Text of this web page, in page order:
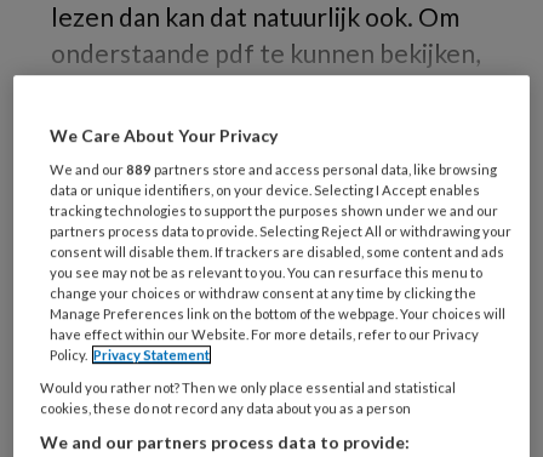
lezen dan kan dat natuurlijk ook. Om
onderstaande pdf te kunnen bekijken,
PREMIUM
Wilt u dit artikel lezen?
Neem Vakblad Sociaal Werk een maand
gratis op proef. Na een maand stopt het
abonnement automatisch.
We Care About Your Privacy
We and our889 partners store and access personal data, like browsing
data or unique identifiers, on your device. Selecting I Accept enables
tracking technologies to support the purposes shown under we and our
partners process data to provide. Selecting Reject All or withdrawing your
consent will disable them. If trackers are disabled, some content and ads
you see may not be as relevant to you. You can resurface this menu to
change your choices or withdraw consent at any time by clicking the
Manage Preferences link on the bottom of the webpage. Your choices will
have effect within our Website. For more details, refer to our Privacy
Policy. Privacy Statement
Would you rather not? Then we only place essential and statistical
cookies, these do not record any data about you as a person
We and our partners process data to provide: